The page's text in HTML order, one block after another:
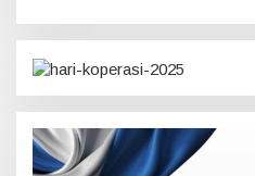
Kasi Propam